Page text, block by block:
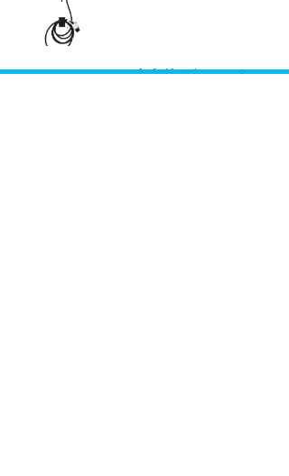
充电桩欧标7KW便携式充电桩